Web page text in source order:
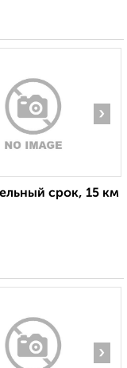
›
срок, 15 км
›